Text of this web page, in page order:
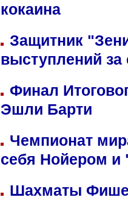
кокаина
Защитник
выступлений
Финал
Эшли Барти
Чемпионат
себя Нойером и
Шахматы